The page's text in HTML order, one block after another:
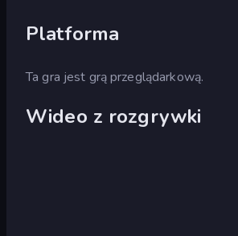
Platforma
Ta gra jest grą przeglądarkową.
Wideo z rozgrywki